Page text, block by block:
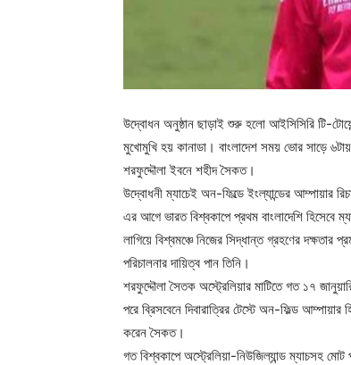
উদ্বোধন অনুষ্ঠান ছাড়াই শুরু হলো আইসিসিরি টি-
মুখোমুখি হয় কানাডা। বাংলাদেশ সময় ভোর সাড়ে
শরফুদ্দৌলা ইবনে শহীদ সৈকত।
উদ্বোধনী ম্যাচেই অন-ফিল্ডে ইংল্যান্ডের আম্পায়ার
এর আগে ভারত বিশ্বকাপে প্রথম বাংলাদেশি হিসেবে
লাগিয়ে বিশ্বমঞ্চে নিজের সিদ্ধান্ত গ্রহণের দক্ষতার
পরিচালনার দায়িত্ব পান তিনি।
শরফুদ্দৌলা সৈতক অস্ট্রেলিয়ার মাটিতে গত ১৭
পরে ব্রিসবেনে দিবারাত্রির টেস্টে অন-ফিল্ড
করেন সৈকত।
গত বিশ্বকাপে অস্ট্রেলিয়া-নিউজিল্যান্ড ম্যাচসহ মোট